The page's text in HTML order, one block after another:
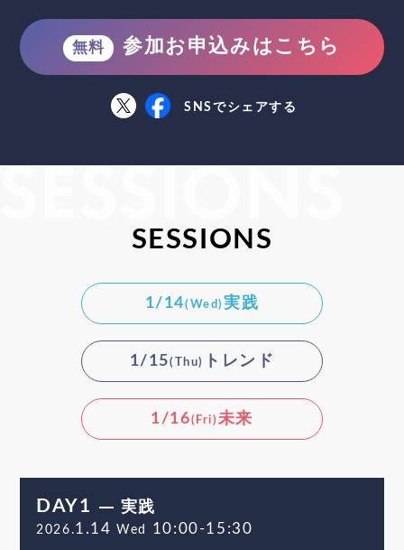
無料 参加お申込みはこちら
SESSIONS
1/14(Wed) 実践
1/15(Thu) トレンド
1/16(Fri) 未来
DAY1 実践
2026.1.14Wed 10:00-15:30